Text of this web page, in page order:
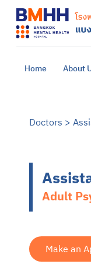
Home About
Doctors >
Adult
Make an